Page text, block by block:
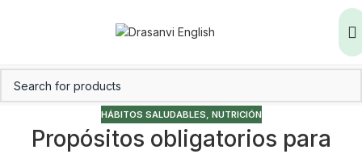
HÁBITOS SALUDABLES, NUTRICIÓN
Propósitos obligatorios para